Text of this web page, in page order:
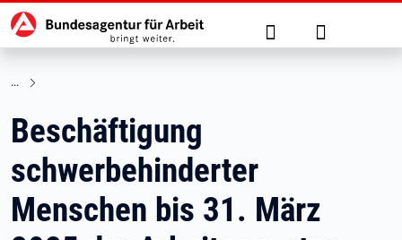
zu den Hauptinhalten springen
Hauptnavigation Suche Anmelden
Beschäftigung
schwerbehinderter
Menschen bis 31. März